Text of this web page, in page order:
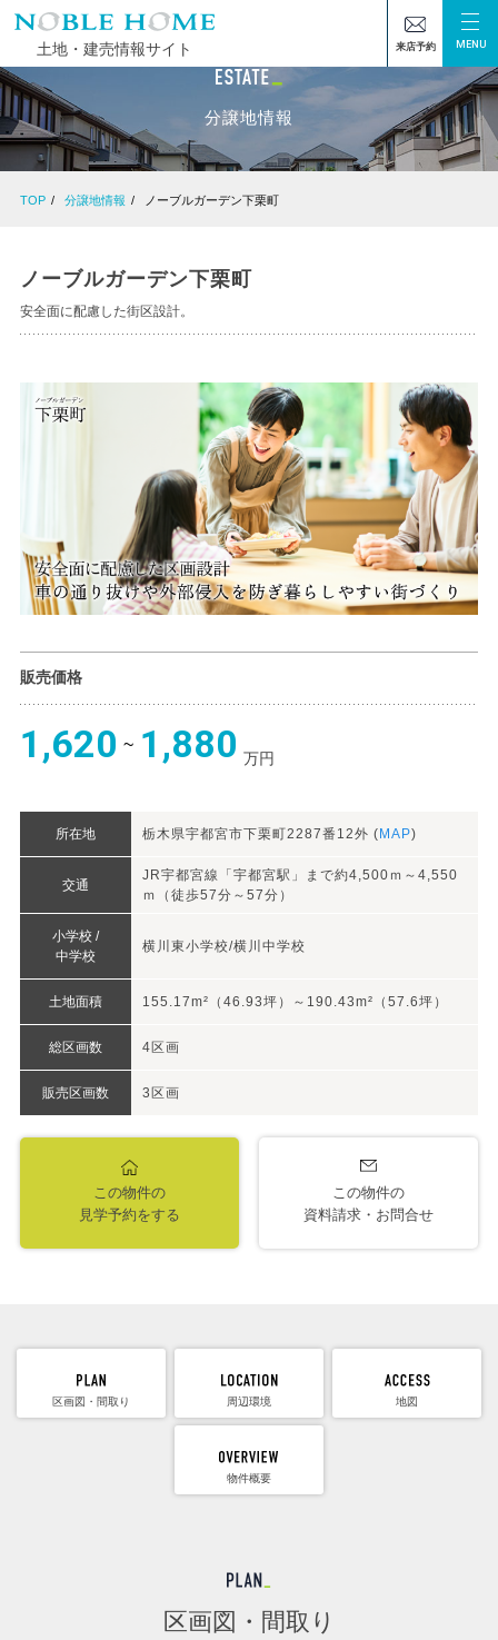
土地・建売情報サイト 来店予約 MENU
分譲地情報
TOP 分譲地情報 ノーブルガーデン下栗町
ノーブルガーデン下栗町
安全面に配慮した街区設計。
販売価格
1,620 1,880 万円
所在地 栃木県宇都宮市下栗町2287番12外 ( MAP)
交通
JR宇都宮線「宇都宮駅」まで約4,500ｍ～4,550
ｍ（徒歩57分～57分）
小学校 /
中学校
横川東小学校/横川中学校
土地面積 155.17m²（46.93坪）～190.43m²（57.6坪）
総区画数 4区画
販売区画数 3区画
この物件の
見学予約をする
この物件の
資料請求・お問合せ
区画図・間取り 周辺環境 地図
物件概要
区画図・間取り